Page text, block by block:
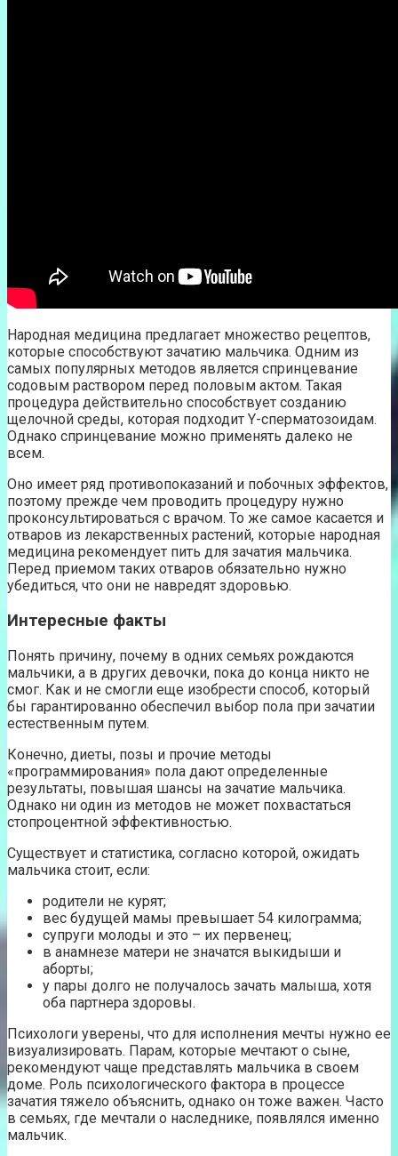
Народная медицина предлагает множество рецептов,
которые способствуют зачатию мальчика. Одним из
самых популярных методов является спринцевание
содовым раствором перед половым актом. Такая
процедура действительно способствует созданию
щелочной среды, которая подходит Y-сперматозоидам.
Однако спринцевание можно применять далеко не
всем.
Оно имеет ряд противопоказаний и побочных эффектов,
поэтому прежде чем проводить процедуру нужно
проконсультироваться с врачом. То же самое касается и
отваров из лекарственных растений, которые народная
медицина рекомендует пить для зачатия мальчика.
Перед приемом таких отваров обязательно нужно
убедиться, что они не навредят здоровью.
Интересные факты
Понять причину, почему в одних семьях рождаются
мальчики, а в других девочки, пока до конца никто не
смог. Как и не смогли еще изобрести способ, который
бы гарантированно обеспечил выбор пола при зачатии
естественным путем.
Конечно, диеты, позы и прочие методы
«программирования» пола дают определенные
результаты, повышая шансы на зачатие мальчика.
Однако ни один из методов не может похвастаться
стопроцентной эффективностью.
Существует и статистика, согласно которой, ожидать
мальчика стоит, если:
родители не курят;
вес будущей мамы превышает 54 килограмма;
супруги молоды и это – их первенец;
в анамнезе матери не значатся выкидыши и
аборты;
у пары долго не получалось зачать малыша, хотя
оба партнера здоровы.
Психологи уверены, что для исполнения мечты нужно ее
визуализировать. Парам, которые мечтают о сыне,
рекомендуют чаще представлять мальчика в своем
доме. Роль психологического фактора в процессе
зачатия тяжело объяснить, однако он тоже важен. Часто
в семьях, где мечтали о наследнике, появлялся именно
мальчик.